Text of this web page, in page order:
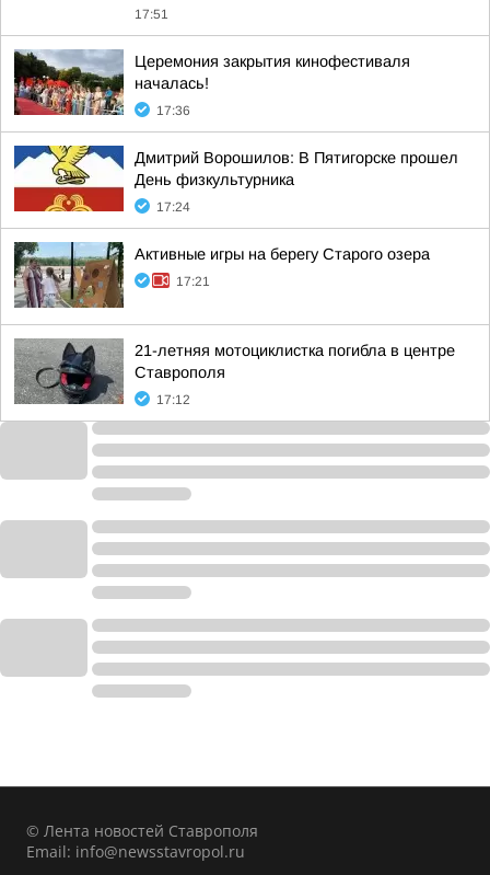
17:51
Церемония закрытия кинофестиваля
началась!
17:36
Дмитрий Ворошилов: В Пятигорске прошел
День физкультурника
17:24
Активные игры на берегу Старого озера
17:21
21-летняя мотоциклистка погибла в центре
Ставрополя
17:12
© Лента новостей Ставрополя
Email: info@newsstavropol.ru